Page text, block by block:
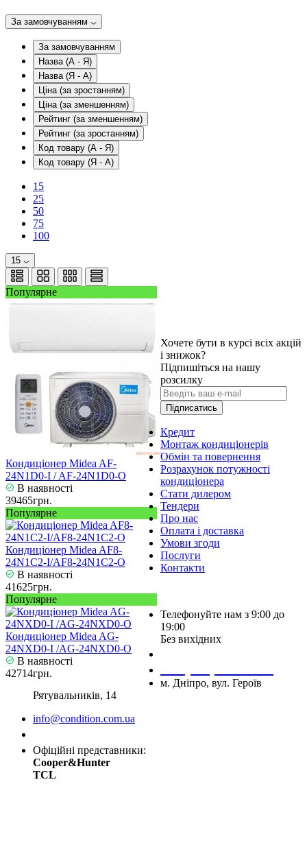
За замовчуванням
За замовчуванням
Назва (А - Я)
Назва (Я - А)
Ціна (за зростанням)
Ціна (за зменшенням)
Рейтинг (за зменшенням)
Рейтинг (за зростанням)
Код товару (А - Я)
Код товару (Я - А)
15
25
50
75
100
15
Популярне
Кондиціонер Midea AF-
24N1D0-I / AF-24N1D0-O
В наявності
39465грн.
Популярне
Кондиціонер Midea AF8-
24N1C2-I/AF8-24N1C2-O
В наявності
41625грн.
Популярне
Кондиціонер Midea AG-
24NXD0-I /AG-24NXD0-O
В наявності
42714грн.
Хочете бути в курсі всіх акцій
і знижок?
Підпишіться на нашу
розсилку
Підписатись
Кредит
Монтаж кондиціонерів
Обмін та повернення
Розрахунок потужності
кондиціонера
Стати дилером
Тендери
Про нас
Оплата і доставка
Умови згоди
Послуги
Контакти
Телефонуйте нам з 9:00 до
19:00
Без вихідних
м. Дніпро, вул. Героїв
Рятувальників, 14
info@condition.com.ua
Офіційні представники:
Cooper&Hunter
TCL